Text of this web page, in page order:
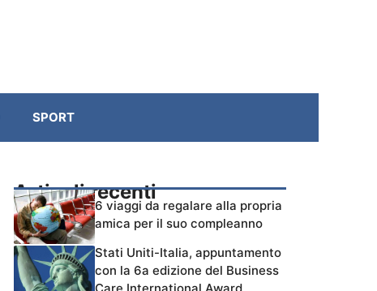
SPORT
Articoli recenti
6 viaggi da regalare alla propria
amica per il suo compleanno
Stati Uniti-Italia, appuntamento
con la 6a edizione del Business